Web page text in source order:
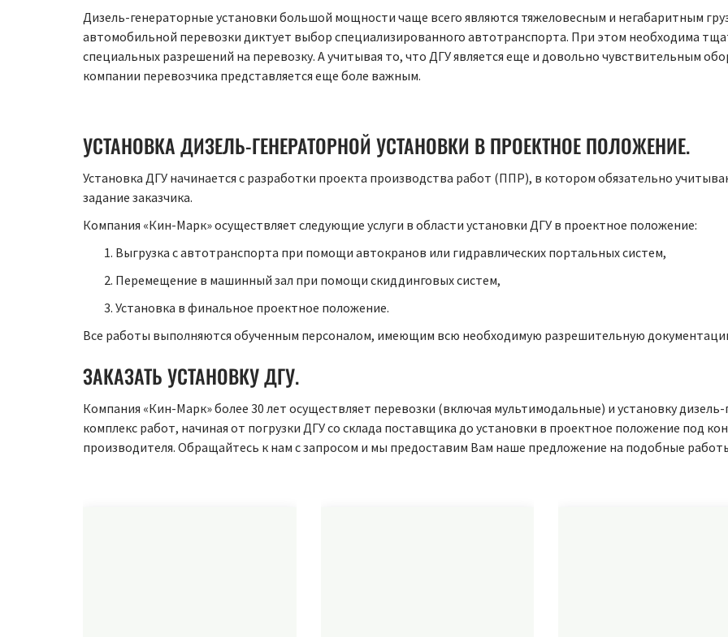
Дизель-генераторные установки большой мощности чаще всего являются тяжеловесным и негабаритным
автомобильной перевозки диктует выбор специализированного автотранспорта. При этом необходима
специальных разрешений на перевозку. А учитывая то, что ДГУ является еще и довольно чувствительным
компании перевозчика представляется еще боле важным.
УСТАНОВКА ДИЗЕЛЬ-ГЕНЕРАТОРНОЙ УСТАНОВКИ В ПРОЕКТНОЕ ПОЛОЖЕНИЕ.
Установка ДГУ начинается с разработки проекта производства работ (ППР), в котором обязательно
задание заказчика.
Компания «Кин-Марк» осуществляет следующие услуги в области установки ДГУ в проектное положение:
Выгрузка с автотранспорта при помощи автокранов или гидравлических портальных систем,
Перемещение в машинный зал при помощи скиддинговых систем,
Установка в финальное проектное положение.
Все работы выполняются обученным персоналом, имеющим всю необходимую разрешительную
ЗАКАЗАТЬ УСТАНОВКУ ДГУ.
Компания «Кин-Марк» более 30 лет осуществляет перевозки (включая мультимодальные) и установку
комплекс работ, начиная от погрузки ДГУ со склада поставщика до установки в проектное положение под
производителя. Обращайтесь к нам с запросом и мы предоставим Вам наше предложение на подобные